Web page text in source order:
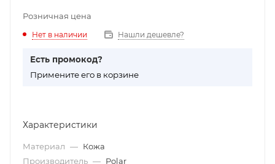
Розничная цена
Нет в наличии Нашли дешевле?
Есть промокод?
Примените его в корзине
Характеристики
Материал — Кожа
Производитель — Polar